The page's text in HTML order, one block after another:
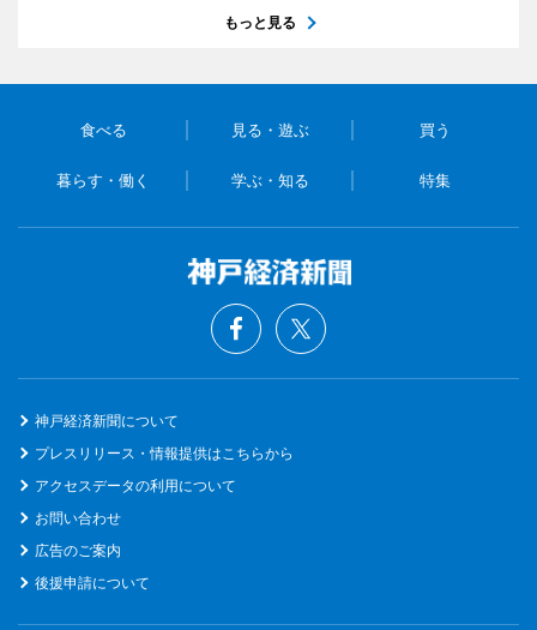
もっと見る
食べる 見る・遊ぶ 買う
暮らす・働く 学ぶ・知る 特集
神戸経済新聞について
プレスリリース・情報提供はこちらから
アクセスデータの利用について
お問い合わせ
広告のご案内
後援申請について